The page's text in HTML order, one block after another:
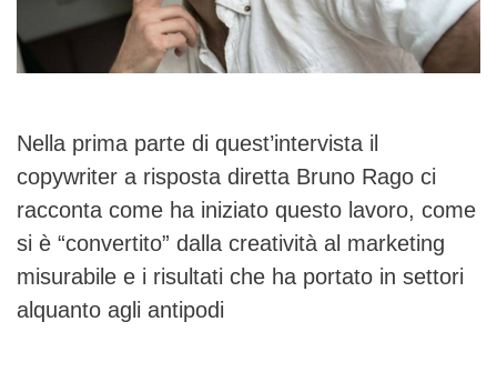
Nella prima parte di quest’intervista il
copywriter a risposta diretta Bruno Rago ci
racconta come ha iniziato questo lavoro, come
si è “convertito” dalla creatività al marketing
misurabile e i risultati che ha portato in settori
alquanto agli antipodi